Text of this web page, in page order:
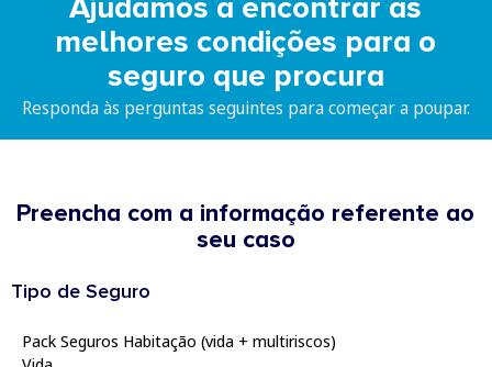
Ajudamos a encontrar as
melhores condições para o
seguro que procura
Responda às perguntas seguintes para começar a poupar.
Preencha com a informação referente ao
seu caso
Tipo de Seguro